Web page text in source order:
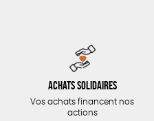
Achats solidaires
Vos achats financent nos
actions